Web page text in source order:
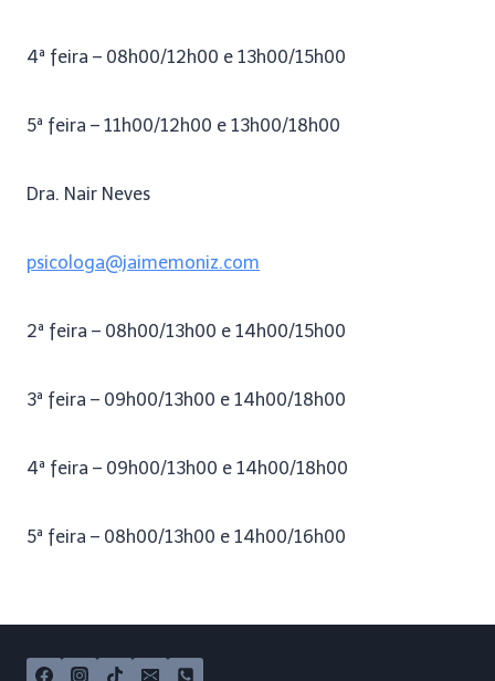
4ª feira – 08h00/12h00 e 13h00/15h00
5ª feira – 11h00/12h00 e 13h00/18h00
Dra. Nair Neves
psicologa@jaimemoniz.com
2ª feira – 08h00/13h00 e 14h00/15h00
3ª feira – 09h00/13h00 e 14h00/18h00
4ª feira – 09h00/13h00 e 14h00/18h00
5ª feira – 08h00/13h00 e 14h00/16h00